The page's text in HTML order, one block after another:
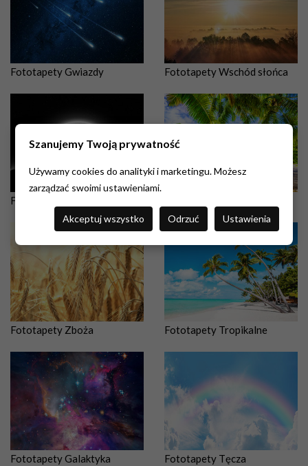
Fototapety Gwiazdy Fototapety Wschód słońca
Fototapety Księżyc
Fototapety Zboża Fototapety Tropikalne
Fototapety Galaktyka Fototapety Tęcza
Szanujemy Twoją prywatność
Używamy cookies do analityki i marketingu. Możesz
zarządzać swoimi ustawieniami.
Akceptuj wszystko Odrzuć Ustawienia